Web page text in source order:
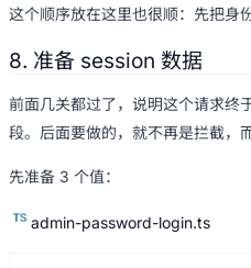
这个顺序放在这里也很顺：先把身
8. 准备 session 数据
前面几关都过了，说明这个请求终
段。后面要做的，就不再是拦截，
先准备 3 个值：
admin-password-login.ts